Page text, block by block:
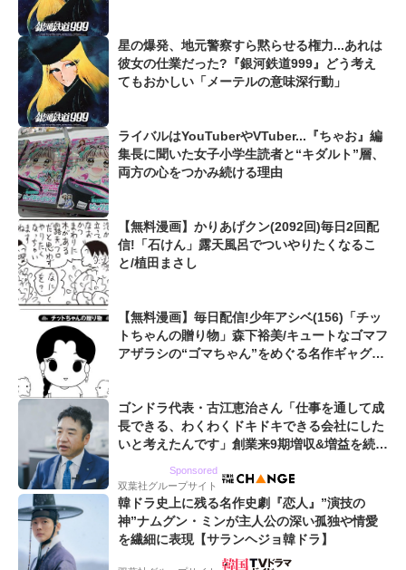
星の爆発、地元警察すら黙らせる権力...あれは
彼女の仕業だった?『銀河鉄道999』どう考え
てもおかしい「メーテルの意味深行動」
ライバルはYouTuberやVTuber...『ちゃお』編
集長に聞いた女子小学生読者と“キダルト”層、
両方の心をつかみ続ける理由
【無料漫画】かりあげクン(2092回)毎日2回配
信!「石けん」露天風呂でついやりたくなるこ
と/植田まさし
【無料漫画】毎日配信!少年アシベ(156)「チッ
トちゃんの贈り物」森下裕美/キュートなゴマフ
アザラシの“ゴマちゃん”をめぐる名作ギャグ4
ゴンドラ代表・古江恵治さん「仕事を通して成
長できる、わくわくドキドキできる会社にした
いと考えたんです」創業来9期増収&増益を続け
Sponsored
双葉社グループサイト
韓ドラ史上に残る名作史劇『恋人』”演技の
神”ナムグン・ミンが主人公の深い孤独や情愛
を繊細に表現【サランヘジョ韓ドラ】